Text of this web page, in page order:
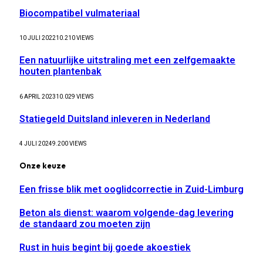
Biocompatibel vulmateriaal
10 JULI 202210.210VIEWS
Een natuurlijke uitstraling met een zelfgemaakte
houten plantenbak
6 APRIL 202310.029 VIEWS
Statiegeld Duitsland inleveren in Nederland
4 JULI 20249.200VIEWS
Onze keuze
Een frisse blik met ooglidcorrectie in Zuid-Limburg
Beton als dienst: waarom volgende-dag levering
de standaard zou moeten zijn
Rust in huis begint bij goede akoestiek